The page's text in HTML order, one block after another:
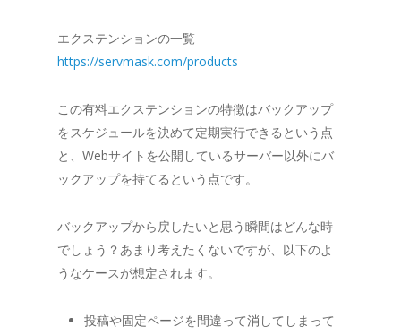
エクステンションの一覧
https://servmask.com/products
この有料エクステンションの特徴はバックアップ
をスケジュールを決めて定期実行できるという点
と、Webサイトを公開しているサーバー以外にバ
ックアップを持てるという点です。
バックアップから戻したいと思う瞬間はどんな時
でしょう？あまり考えたくないですが、以下のよ
うなケースが想定されます。
投稿や固定ページを間違って消してしまって